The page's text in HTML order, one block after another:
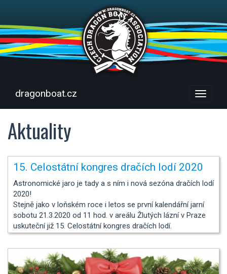
Menu
dragonboat.cz
Aktuality
15. Celostátní kongres dračích lodí 2020
Astronomické jaro je tady a s ním i nová sezóna dračích lodí
2020!
Stejně jako v loňském roce i letos se první kalendářní jarní
sobotu 21.3.2020 od 11 hod. v areálu Žlutých lázní v Praze
uskuteční již 15. Celostátní kongres dračích lodí.